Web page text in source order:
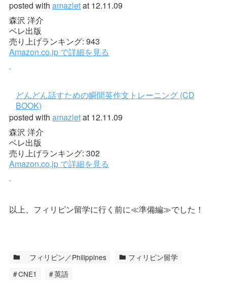
posted with amazletat 12.11.09
森沢 洋介
ベレ出版
売り上げランキング: 943
Amazon.co.jp で詳細を見る
どんどん話すための瞬間英作文トレーニング (CD
BOOK)
posted with amazletat 12.11.09
森沢 洋介
ベレ出版
売り上げランキング: 302
Amazon.co.jp で詳細を見る
以上、フィリピン留学に行く前に≪準備編≫でした！
フィリピン／Philippines
フィリピン留学
CNE1
英語